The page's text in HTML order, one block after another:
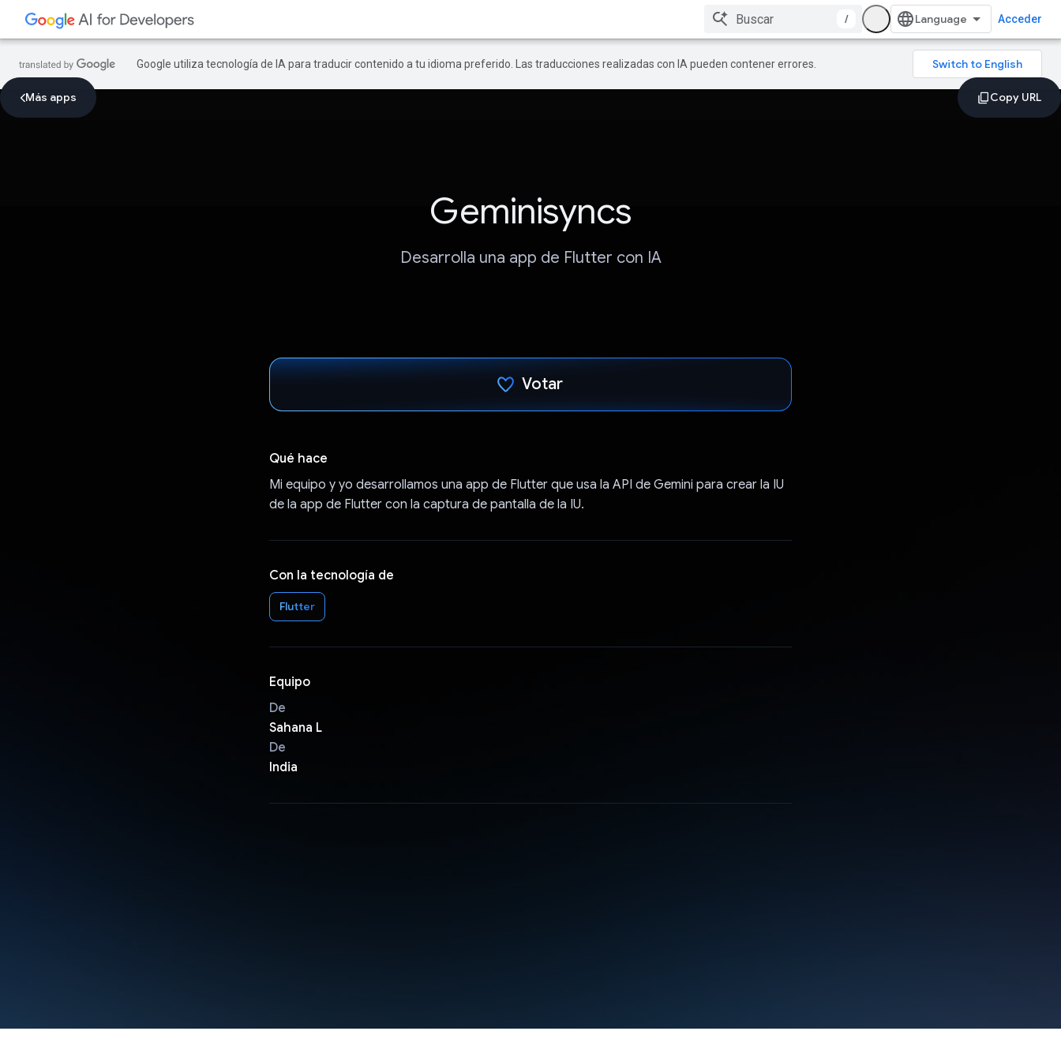
/ Acceder
Google utiliza tecnología de IA para traducir contenido a tu idioma preferido. Las traducciones realizadas con IA pueden contener errores.
Más apps
Geminisyncs
Desarrolla una app de Flutter con IA
Votar
Qué hace
Mi equipo y yo desarrollamos una app de Flutter que usa la API de Gemini para crear la IU
de la app de Flutter con la captura de pantalla de la IU.
Con la tecnología de
Flutter
Equipo
De
Sahana L
De
India